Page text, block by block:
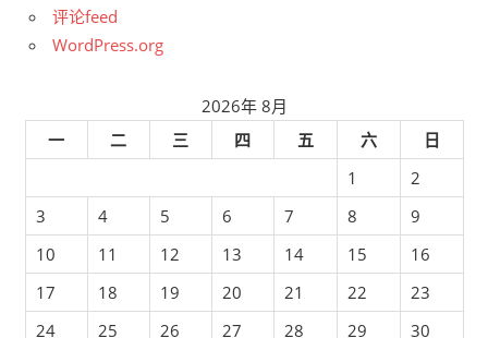
评论feed
WordPress.org
2026年 8月
一
二 三 四 五 六
日
1
2
3
4 5 6 7 8
9
10
11 12 13 14 15
16
17
18 19 20 21 22
23
24
25 26 27 28 29
30